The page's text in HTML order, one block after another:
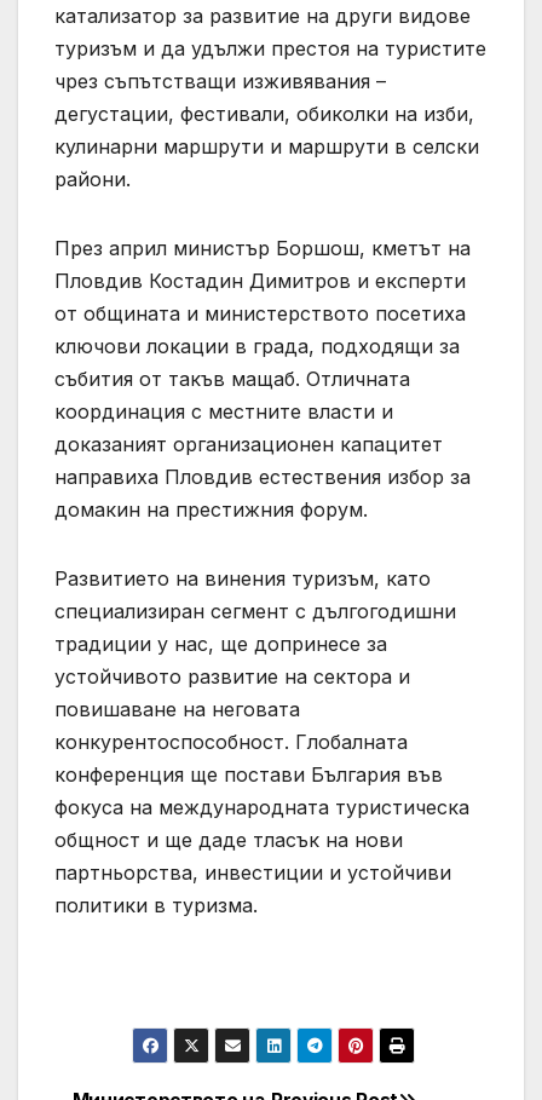
катализатор за развитие на други видове
туризъм и да удължи престоя на туристите
чрез съпътстващи изживявания –
дегустации, фестивали, обиколки на изби,
кулинарни маршрути и маршрути в селски
райони.
През април министър Боршош, кметът на
Пловдив Костадин Димитров и експерти
от общината и министерството посетиха
ключови локации в града, подходящи за
събития от такъв мащаб. Отличната
координация с местните власти и
доказаният организационен капацитет
направиха Пловдив естествения избор за
домакин на престижния форум.
Развитието на винения туризъм, като
специализиран сегмент с дългогодишни
традиции у нас, ще допринесе за
устойчивото развитие на сектора и
повишаване на неговата
конкурентоспособност. Глобалната
конференция ще постави България във
фокуса на международната туристическа
общност и ще даде тласък на нови
партньорства, инвестиции и устойчиви
политики в туризма.